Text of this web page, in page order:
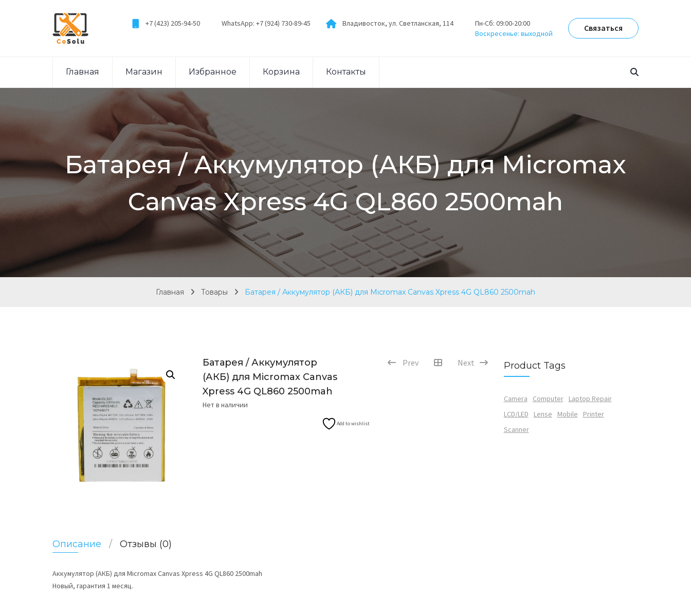
+7 (423) 205-94-50 WhatsApp: +7 (924) 730-89-45 Владивосток, ул. Светланская, 114
Пн-Сб: 09:00-20:00
Воскресенье: выходной
Связаться
Главная Магазин Избранное Корзина Контакты
Батарея / Аккумулятор (АКБ) для Micromax
Canvas Xpress 4G QL860 2500mah
Главная Товары Батарея / Аккумулятор (АКБ) для Micromax Canvas Xpress 4G QL860 2500mah
Prev Next
Батарея / Аккумулятор
(АКБ) для Micromax Canvas
Xpress 4G QL860 2500mah
Нет в наличии
Add to wishlist
Описание Отзывы (0)
Аккумулятор (АКБ) для Micromax Canvas Xpress 4G QL860 2500mah
Новый, гарантия 1 месяц.
Product Tags
Camera Computer
Laptop Repair
LCD/LED
Lense Mobile
Printer
Scanner